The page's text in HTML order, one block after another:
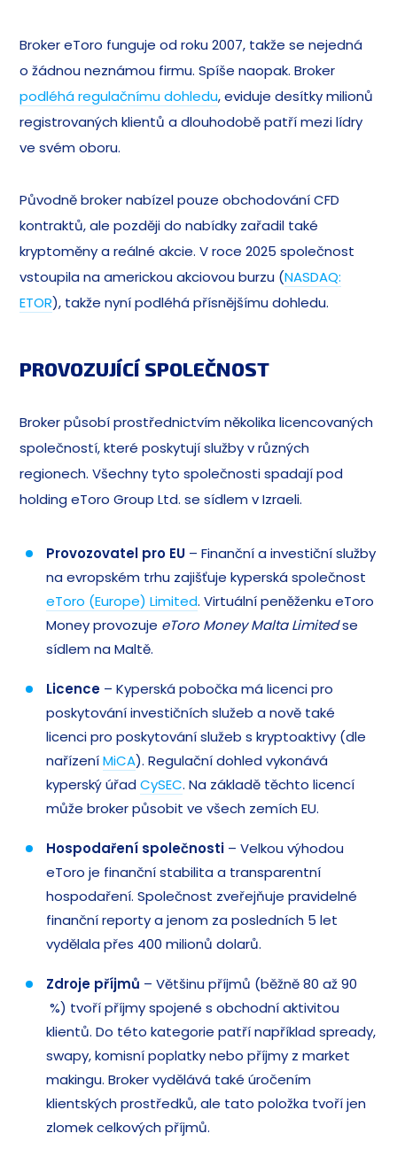
Broker eToro funguje od roku 2007, takže se nejedná
o žádnou neznámou firmu. Spíše naopak. Broker
podléhá regulačnímu dohledu, eviduje desítky milionů
registrovaných klientů a dlouhodobě patří mezi lídry
ve svém oboru.
Původně broker nabízel pouze obchodování CFD
kontraktů, ale později do nabídky zařadil také
kryptoměny a reálné akcie. V roce 2025 společnost
vstoupila na americkou akciovou burzu (NASDAQ:
ETOR), takže nyní podléhá přísnějšímu dohledu.
PROVOZUJÍCÍ SPOLEČNOST
Broker působí prostřednictvím několika licencovaných
společností, které poskytují služby v různých
regionech. Všechny tyto společnosti spadají pod
holding eToro Group Ltd. se sídlem v Izraeli.
Provozovatel pro EU – Finanční a investiční služby
na evropském trhu zajišťuje kyperská společnost
eToro (Europe) Limited. Virtuální peněženku eToro
Money provozuje eToro Money Malta Limitedse
sídlem na Maltě.
Licence – Kyperská pobočka má licenci pro
poskytování investičních služeb a nově také
licenci pro poskytování služeb s kryptoaktivy (dle
nařízeníMiCA). Regulační dohled vykonává
kyperský úřadCySEC. Na základě těchto licencí
může broker působit ve všech zemích EU.
Hospodaření společnosti – Velkou výhodou
eToro je finanční stabilita a transparentní
hospodaření. Společnost zveřejňuje pravidelné
finanční reporty a jenom za posledních 5 let
vydělala přes 400 milionů dolarů.
Zdroje příjmů – Většinu příjmů (běžně 80 až 90
%) tvoří příjmy spojené s obchodní aktivitou
klientů. Do této kategorie patří například spready,
swapy, komisní poplatky nebo příjmy z market
makingu. Broker vydělává také úročením
klientských prostředků, ale tato položka tvoří jen
zlomek celkových příjmů.